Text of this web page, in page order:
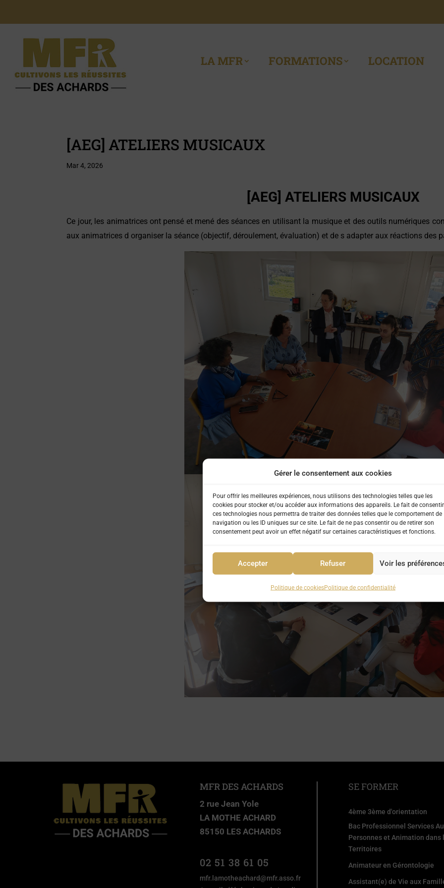
Gérer le consentement aux cookies
Pour offrir les meilleures expériences, nous utilisons des technologies telles que les
cookies pour stocker et/ou accéder aux informations des appareils. Le fait de
ces technologies nous permettra de traiter des données telles que le comportement de
navigation ou les ID uniques sur ce site. Le fait de ne pas consentir ou de retirer son
consentement peut avoir un effet négatif sur certaines caractéristiques et fonctions.
Accepter Refuser Voir les
Politique de cookiesPolitique de confidentialité
LA MFR FORMATIONS LOCATION
[AEG] ATELIERS MUSICAUX
Mar 4, 2026
[AEG] ATELIERS MUSICAUX
Ce jour, les animatrices ont pensé et mené des séances en utilisant la musique et des outils numériques
aux animatrices d organiser la séance (objectif, déroulement, évaluation) et de s adapter aux réactions des
MFR DES ACHARDS
2 rue Jean Yole
LA MOTHE ACHARD
85150 LES ACHARDS
02 51 38 61 05
mfr.lamotheachard@mfr.asso.fr
SE FORMER
4ème 3ème d'orientation
Bac Professionnel Services
Personnes et Animation dans
Territoires
Animateur en Gérontologie
Assistant(e) de Vie aux